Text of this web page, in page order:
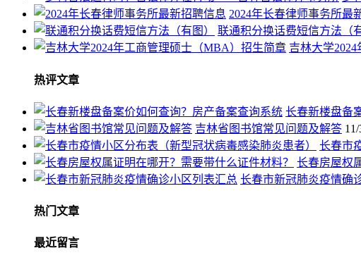
2024年长春律师事务所最
联通积分换话费短信方法（
吉林大学
热评文章
长春新楼盘备
吉林省图书馆常见问题及解答
长春市
长春房屋权
长春市新冠肺炎疫情确
热门文章
最近留言